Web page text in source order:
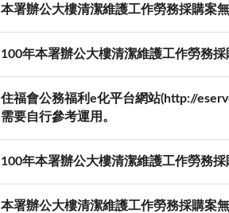
本署辦公大樓清潔維護工作勞務採購案
100年本署辦公大樓清潔維護工作勞務採
住福會公務福利e化平台網站(http://
需要自行參考運用。
100年本署辦公大樓清潔維護工作勞務採
本署辦公大樓清潔維護工作勞務採購案